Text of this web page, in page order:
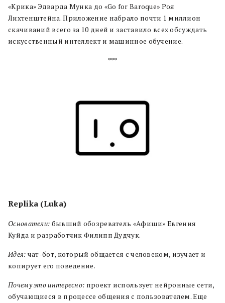
«Крика» Эдварда Мунка до «Go for Baroque» Роя
Лихтенштейна. Приложение набрало почти 1 миллион
скачиваний всего за 10 дней и заставило всех обсуждать
искусственный интеллект и машинное обучение.
***
Replika (Luka)
Основатели: бывший обозреватель «Афиши» Евгения
Куйда и разработчик Филипп Дудчук.
Идея: чат-бот, который общается с человеком, изучает и
копирует его поведение.
Почему это интересно: проект использует нейронные сети,
обучающиеся в процессе общения с пользователем. Еще